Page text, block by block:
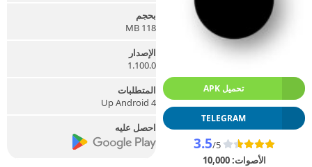
تحميل APK
TELEGRAM
3.5/5
الأصوات:10,000
بحجم
118 MB
الإصدار
1.100.0
المتطلبات
Up Android 4
احصل عليه